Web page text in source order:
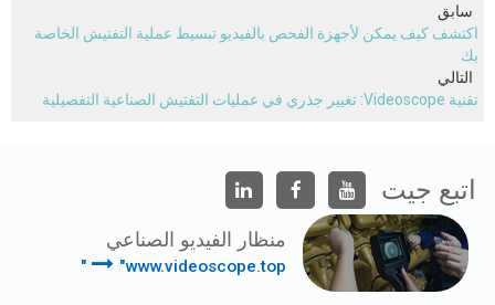
سابق
اكتشف كيف يمكن لأجهزة الفحص بالفيديو تبسيط عملية التفتيش الخاصة
بك
التالي
تقنية Videoscope: تغيير جذري في عمليات التفتيش الصناعية التفصيلية
اتبع جيت
منظار الفيديو الصناعي
"www.videoscope.top"